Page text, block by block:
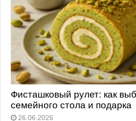
Фисташковый рулет: как
семейного стола и подарка
26.06.2026